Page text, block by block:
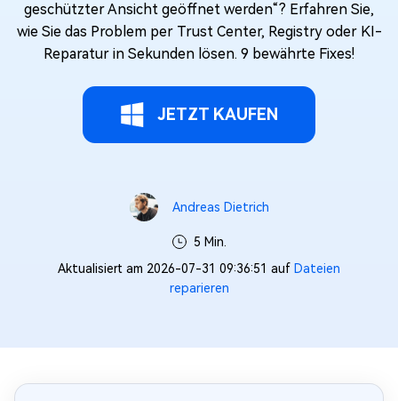
geschützter Ansicht geöffnet werden“? Erfahren Sie,
wie Sie das Problem per Trust Center, Registry oder KI-
Reparatur in Sekunden lösen. 9 bewährte Fixes!
JETZT KAUFEN
Andreas Dietrich
5 Min.
Aktualisiert am 2026-07-31 09:36:51 auf Dateien
reparieren